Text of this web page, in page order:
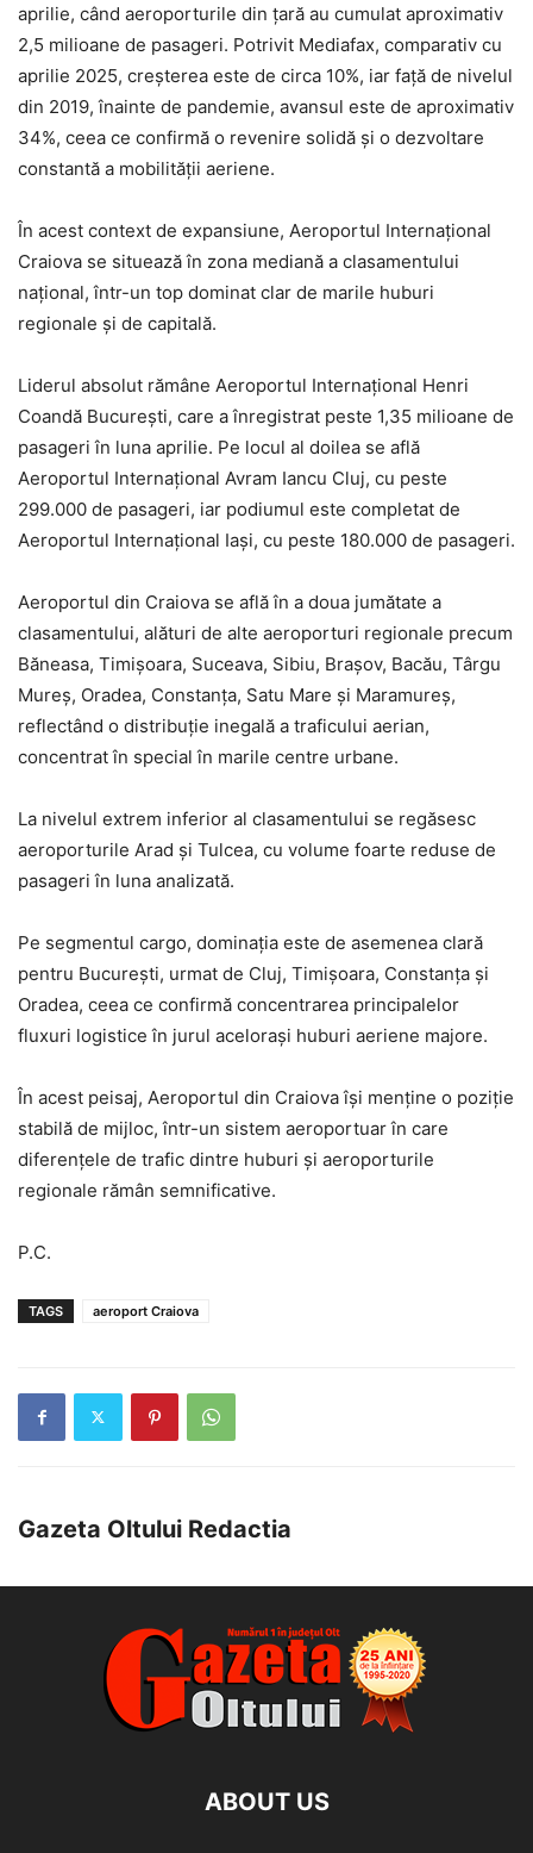
aprilie, când aeroporturile din țară au cumulat aproximativ
2,5 milioane de pasageri. Potrivit Mediafax, comparativ cu
aprilie 2025, creșterea este de circa 10%, iar față de nivelul
din 2019, înainte de pandemie, avansul este de aproximativ
34%, ceea ce confirmă o revenire solidă și o dezvoltare
constantă a mobilității aeriene.
În acest context de expansiune, Aeroportul Internațional
Craiova se situează în zona mediană a clasamentului
național, într-un top dominat clar de marile huburi
regionale și de capitală.
Liderul absolut rămâne Aeroportul Internațional Henri
Coandă București, care a înregistrat peste 1,35 milioane de
pasageri în luna aprilie. Pe locul al doilea se află
Aeroportul Internațional Avram Iancu Cluj, cu peste
299.000 de pasageri, iar podiumul este completat de
Aeroportul Internațional Iași, cu peste 180.000 de pasageri.
Aeroportul din Craiova se află în a doua jumătate a
clasamentului, alături de alte aeroporturi regionale precum
Băneasa, Timișoara, Suceava, Sibiu, Brașov, Bacău, Târgu
Mureș, Oradea, Constanța, Satu Mare și Maramureș,
reflectând o distribuție inegală a traficului aerian,
concentrat în special în marile centre urbane.
La nivelul extrem inferior al clasamentului se regăsesc
aeroporturile Arad și Tulcea, cu volume foarte reduse de
pasageri în luna analizată.
Pe segmentul cargo, dominația este de asemenea clară
pentru București, urmat de Cluj, Timișoara, Constanța și
Oradea, ceea ce confirmă concentrarea principalelor
fluxuri logistice în jurul acelorași huburi aeriene majore.
În acest peisaj, Aeroportul din Craiova își menține o poziție
stabilă de mijloc, într-un sistem aeroportuar în care
diferențele de trafic dintre huburi și aeroporturile
regionale rămân semnificative.
P.C.
TAGS aeroport Craiova
Gazeta Oltului Redactia
ABOUT US